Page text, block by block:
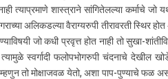
त्याप्रमाणे शास्त्राने सांगितेलल्या कर्माचे जो
अलिकडल्या वैराग्यरुपी तीरावरती स्थिर
जो कधी प्रवृत्त होत नाही तो सुखा-
स्वर्गादी फलोपभोगरुपी चंदनाचे देखील
तो मोक्षाजवळ येतो, अशा पाप-पुण्याचे फळ